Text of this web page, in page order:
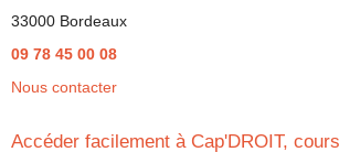
33000 Bordeaux
09 78 45 00 08
Nous contacter
Accéder facilement à Cap'DROIT,